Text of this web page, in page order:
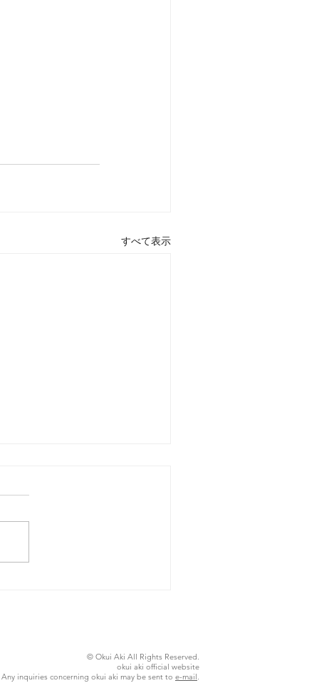
すべて表示
© Okui Aki All Rights Reserved.
okui aki official website
Any inquiries concerning okui aki may be sent to e-mail.